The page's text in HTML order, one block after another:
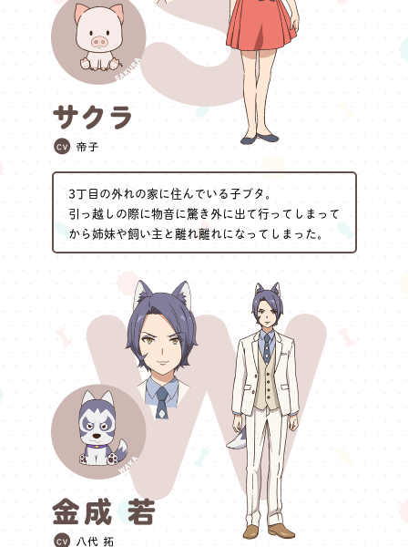
3丁目の外れの家に住んでいる子ブタ。
引っ越しの際に物音に驚き外に出て行ってしまって
から姉妹や飼い主と離れ離れになってしまった。